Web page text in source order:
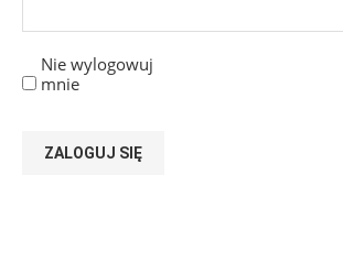
Nie wylogowuj
mnie
ZALOGUJ SIĘ